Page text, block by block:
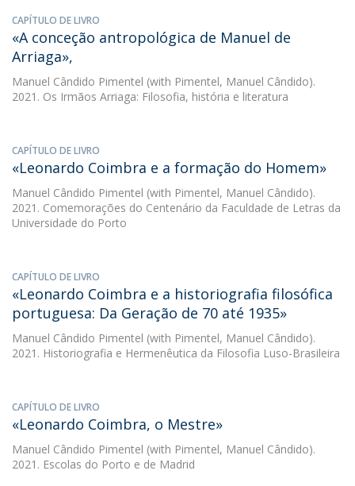
CAPÍTULO DE LIVRO
«A conceção antropológica de Manuel de
Arriaga»,
Manuel Cândido Pimentel (with Pimentel, Manuel Cândido).
2021. Os Irmãos Arriaga: Filosofia, história e literatura
CAPÍTULO DE LIVRO
«Leonardo Coimbra e a formação do Homem»
Manuel Cândido Pimentel (with Pimentel, Manuel Cândido).
2021. Comemorações do Centenário da Faculdade de Letras da
Universidade do Porto
CAPÍTULO DE LIVRO
«Leonardo Coimbra e a historiografia filosófica
portuguesa: Da Geração de 70 até 1935»
Manuel Cândido Pimentel (with Pimentel, Manuel Cândido).
2021. Historiografia e Hermenêutica da Filosofia Luso-Brasileira
CAPÍTULO DE LIVRO
«Leonardo Coimbra, o Mestre»
Manuel Cândido Pimentel (with Pimentel, Manuel Cândido).
2021. Escolas do Porto e de Madrid